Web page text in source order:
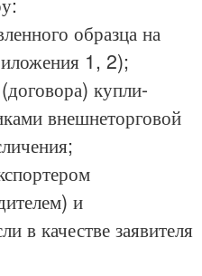
образца на
1, 2);
купли-
внешнеторговой
и
в качестве заявителя